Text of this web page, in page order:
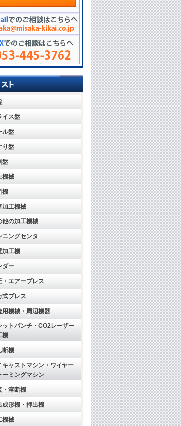
イス盤
ル盤
り盤
盤
機械
機
加工機械
他の加工機械
ニングセンタ
加工機
ダー
・エアープレス
式プレス
用機械・周辺機器
ットパンチ・CO2レーザー
機
断機
キャストマシン・ワイヤー
ーミングマシン
・溶断機
成形機・押出機
機械